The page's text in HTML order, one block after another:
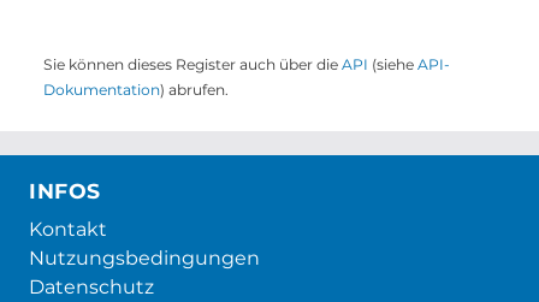
Sie können dieses Register auch über die API (siehe API-
Dokumentation) abrufen.
INFOS
Kontakt
Nutzungsbedingungen
Datenschutz